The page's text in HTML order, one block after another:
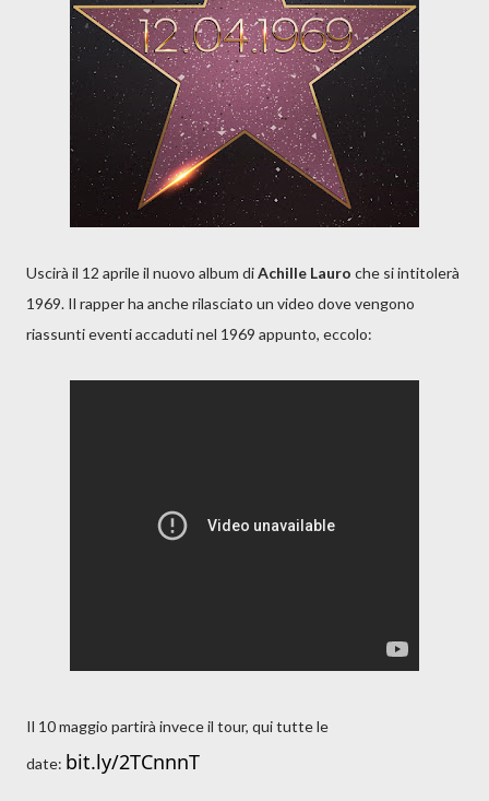
Uscirà il 12 aprile il nuovo album diAchille Lauro che si intitolerà
1969. Il rapper ha anche rilasciato un video dove vengono
riassunti eventi accaduti nel 1969 appunto, eccolo:
Il 10 maggio partirà invece il tour, qui tutte le
date: bit.ly/2TCnnnT